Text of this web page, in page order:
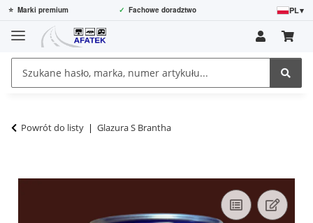
⭐ Marki premium ✓ Fachowe doradztwo PL▾
Powrót do listy Glazura S Brantha